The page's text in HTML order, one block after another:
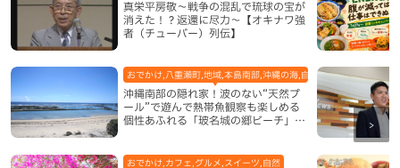
真栄平房敬～戦争の混乱で琉球の宝が
消えた！？返還に尽力～【オキナワ強
者（チューバー）列伝】
沖縄南部の隠れ家！波のない“天然プ
ール”で遊んで熱帯魚観察も楽しめる
個性あふれる「玻名城の郷ビーチ」
おでかけ,八重瀬町,地域,本島南部,沖縄の海,自然
おでかけ,カフェ,グルメ,スイーツ,自然